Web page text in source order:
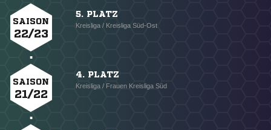
SAISON
22/23
5. PLATZ
Kreisliga / Kreisliga Süd-Ost
SAISON
21/22
4. PLATZ
Kreisliga / Frauen Kreisliga Süd